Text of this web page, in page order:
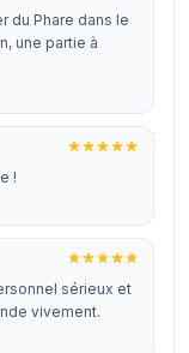
du Phare dans le
une partie à
!
sérieux et
vivement.